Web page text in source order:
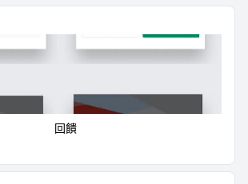
回饋